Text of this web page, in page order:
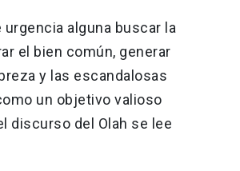
alguna buscar la
el bien común, generar
y las escandalosas
un objetivo valioso
discurso del Olah se lee